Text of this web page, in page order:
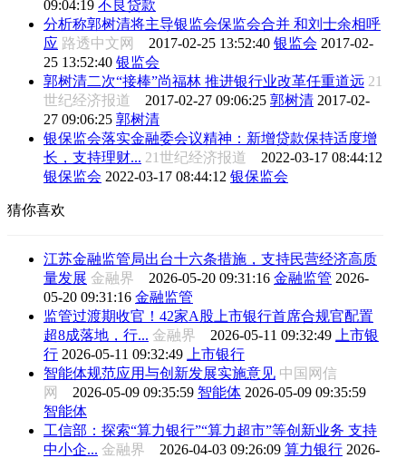
09:04:19 不良贷款
分析称郭树清将主导银监会保监会合并 和刘士余相呼
应 路透中文网 2017-02-25 13:52:40 银监会 2017-02-
25 13:52:40 银监会
郭树清二次“接棒”尚福林 推进银行业改革任重道远 21
世纪经济报道 2017-02-27 09:06:25 郭树清 2017-02-
27 09:06:25 郭树清
银保监会落实金融委会议精神：新增贷款保持适度增
长，支持理财... 21世纪经济报道 2022-03-17 08:44:12
银保监会 2022-03-17 08:44:12 银保监会
猜你喜欢
江苏金融监管局出台十六条措施，支持民营经济高质
量发展 金融界 2026-05-20 09:31:16 金融监管 2026-
05-20 09:31:16 金融监管
监管过渡期收官！42家A股上市银行首席合规官配置
超8成落地，行... 金融界 2026-05-11 09:32:49
上市银
行 2026-05-11 09:32:49
上市银行
智能体规范应用与创新发展实施意见 中国网信
网 2026-05-09 09:35:59 智能体 2026-05-09 09:35:59
智能体
工信部：探索“算力银行”“算力超市”等创新业务 支持
中小企... 金融界 2026-04-03 09:26:09 算力银行 2026-